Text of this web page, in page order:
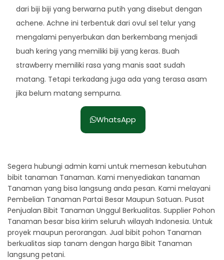
dari biji biji yang berwarna putih yang disebut dengan
achene. Achne ini terbentuk dari ovul sel telur yang
mengalami penyerbukan dan berkembang menjadi
buah kering yang memiliki biji yang keras. Buah
strawberry memiliki rasa yang manis saat sudah
matang. Tetapi terkadang juga ada yang terasa asam
jika belum matang sempurna.
WhatsApp
Segera hubungi admin kami untuk memesan kebutuhan
bibit tanaman Tanaman. Kami menyediakan tanaman
Tanaman yang bisa langsung anda pesan. Kami melayani
Pembelian Tanaman Partai Besar Maupun Satuan. Pusat
Penjualan Bibit Tanaman Unggul Berkualitas. Supplier Pohon
Tanaman besar bisa kirim seluruh wilayah Indonesia. Untuk
proyek maupun perorangan. Jual bibit pohon Tanaman
berkualitas siap tanam dengan harga Bibit Tanaman
langsung petani.